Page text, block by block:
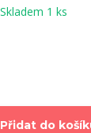
Skladem 1 ks
Přidat do